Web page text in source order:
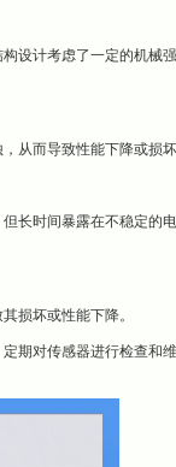
设计考虑了一定的机械
从而导致性能下降或损坏
长时间暴露在不稳定的
损坏或性能下降。
期对传感器进行检查和